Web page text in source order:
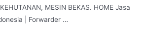
MESIN BEKAS. HOME Jasa
| Forwarder …